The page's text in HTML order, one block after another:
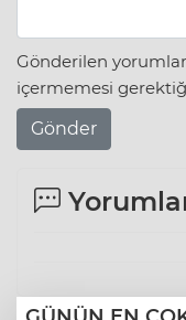
Gönderilen
içermemesi
Gönder